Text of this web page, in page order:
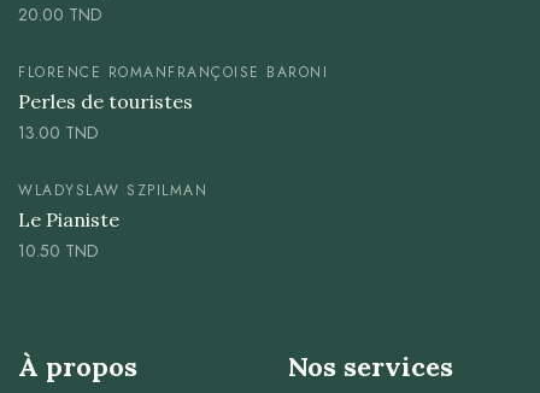
20.00 TND
FLORENCE ROMANFRANÇOISE BARONI
Perles de touristes
13.00 TND
WLADYSLAW SZPILMAN
Le Pianiste
10.50 TND
À propos Nos services